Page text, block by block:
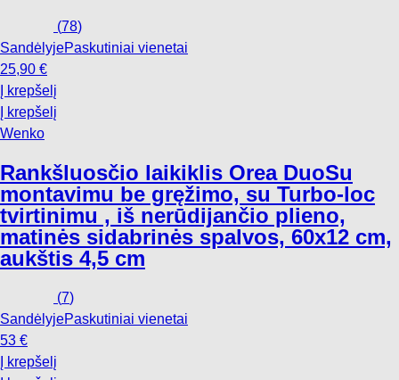
(78)
SandėlyjePaskutiniai vienetai
25,90 €
Į krepšelį
Į krepšelį
Wenko
Rankšluosčio laikiklis Orea DuoSu
montavimu be gręžimo, su Turbo-loc
tvirtinimu , iš nerūdijančio plieno,
matinės sidabrinės spalvos, 60x12 cm,
aukštis 4,5 cm
(7)
SandėlyjePaskutiniai vienetai
53 €
Į krepšelį